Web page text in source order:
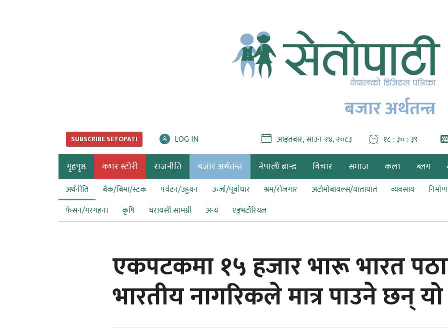
बजार अर्थतन्त्र
SUBSCRIBE SETOPATI LOG IN आइतबार, साउन २४, २०८३ १८ : ३० : ४०
गृहपृष्ठ कभर स्टोरी राजनीति बजार अर्थतन्त्र नेपाली ब्रान्ड विचार समाज कला ब्लग
अर्थनीति बैंक/बिमा/स्टक पर्यटन/उड्डयन ऊर्जा/पूर्वाधार श्रम/रोजगार अटोमोबायल्स/यातायात व्यवसाय
फेसन/गरगहना
कृषि घरायसी सामग्री अन्य एड्भर्टोरियल
एकपटकमा १५ हजार भारू भारत
भारतीय नागरिकले मात्र पाउने छन्